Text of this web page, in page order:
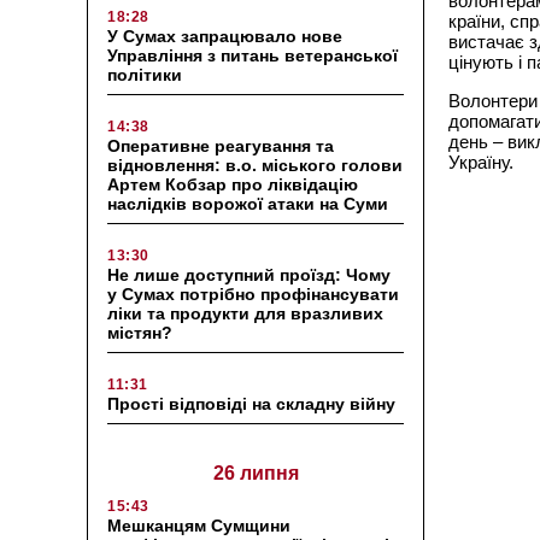
18:28
У Сумах запрацювало нове
Управління з питань ветеранської
політики
14:38
Оперативне реагування та
відновлення: в.о. міського голови
Артем Кобзар про ліквідацію
наслідків ворожої атаки на Суми
13:30
Не лише доступний проїзд: Чому
у Сумах потрібно профінансувати
ліки та продукти для вразливих
містян?
11:31
Прості відповіді на складну війну
26 липня
15:43
Мешканцям Сумщини
країни,
вистачає
цінують і
Волонтери
день –
Україну.